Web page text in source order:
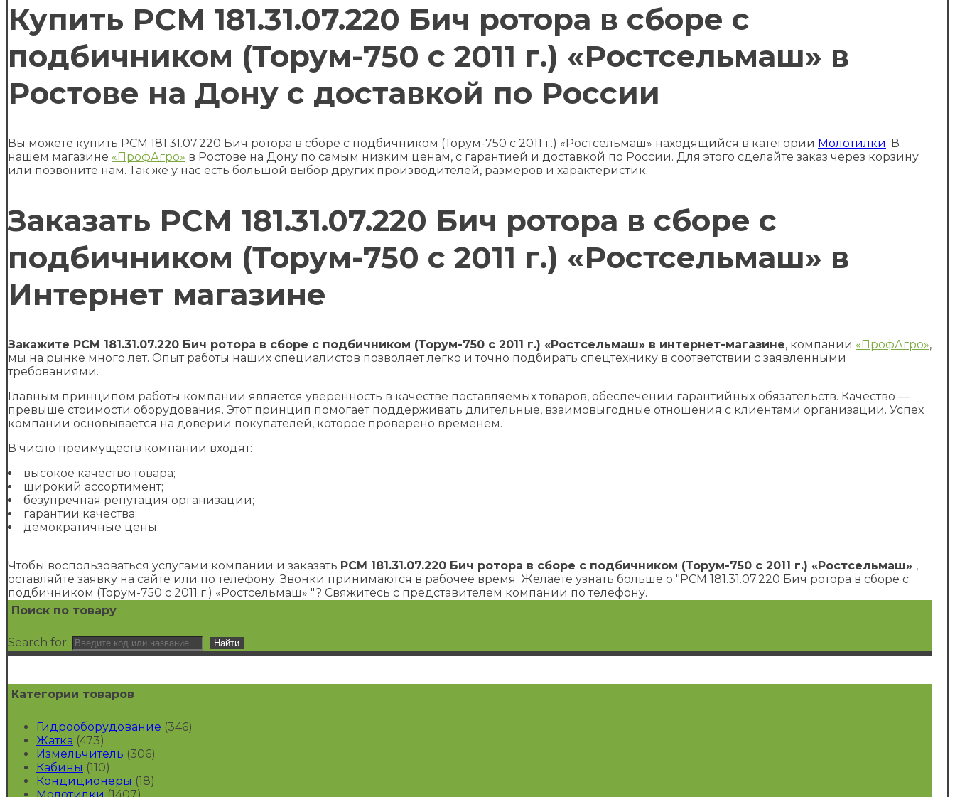
Купить РСМ 181.31.07.220 Бич ротора в сборе с
подбичником (Торум-750 с 2011 г.) «Ростсельмаш» в
Ростове на Дону с доставкой по России
Вы можете купить РСМ 181.31.07.220 Бич ротора в сборе с подбичником (Торум-750 с 2011 г.) «Ростсельмаш» находящийся в категории Молотилки. В
нашем магазине «ПрофАгро» в Ростове на Дону по самым низким ценам, с гарантией и доставкой по России. Для этого сделайте заказ через корзину
или позвоните нам. Так же у нас есть большой выбор других производителей, размеров и характеристик.
Заказать РСМ 181.31.07.220 Бич ротора в сборе с
подбичником (Торум-750 с 2011 г.) «Ростсельмаш» в
Интернет магазине
Закажите РСМ 181.31.07.220 Бич ротора в сборе с подбичником (Торум-750 с 2011 г.) «Ростсельмаш» в интернет-магазине, компании «ПрофАгро»,
мы на рынке много лет. Опыт работы наших специалистов позволяет легко и точно подбирать спецтехнику в соответствии с заявленными
требованиями.
Главным принципом работы компании является уверенность в качестве поставляемых товаров, обеспечении гарантийных обязательств. Качество —
превыше стоимости оборудования. Этот принцип помогает поддерживать длительные, взаимовыгодные отношения с клиентами организации. Успех
компании основывается на доверии покупателей, которое проверено временем.
В число преимуществ компании входят:
высокое качество товара;
широкий ассортимент;
безупречная репутация организации;
гарантии качества;
демократичные цены.
Чтобы воспользоваться услугами компании и заказать РСМ 181.31.07.220 Бич ротора в сборе с подбичником (Торум-750 с 2011 г.) «Ростсельмаш» ,
оставляйте заявку на сайте или по телефону. Звонки принимаются в рабочее время. Желаете узнать больше о "РСМ 181.31.07.220 Бич ротора в сборе с
подбичником (Торум-750 с 2011 г.) «Ростсельмаш» "? Свяжитесь с представителем компании по телефону.
Поиск по товару
Search for:
Категории товаров
Гидрооборудование (346)
Жатка (473)
Измельчитель (306)
Кабины (110)
Кондиционеры (18)
Молотилки (1407)